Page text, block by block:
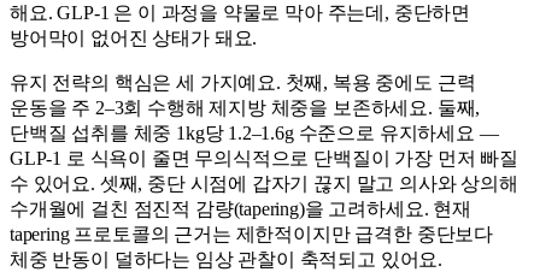
해요. GLP-1 은 이 과정을 약물로 막아 주는데, 중단하면
방어막이 없어진 상태가 돼요.
유지 전략의 핵심은 세 가지예요. 첫째, 복용 중에도 근력
운동을 주 2–3회 수행해 제지방 체중을 보존하세요. 둘째,
단백질 섭취를 체중 1kg당 1.2–1.6g 수준으로 유지하세요 —
GLP-1 로 식욕이 줄면 무의식적으로 단백질이 가장 먼저 빠질
수 있어요. 셋째, 중단 시점에 갑자기 끊지 말고 의사와 상의해
수개월에 걸친 점진적 감량(tapering)을 고려하세요. 현재
tapering 프로토콜의 근거는 제한적이지만 급격한 중단보다
체중 반동이 덜하다는 임상 관찰이 축적되고 있어요.